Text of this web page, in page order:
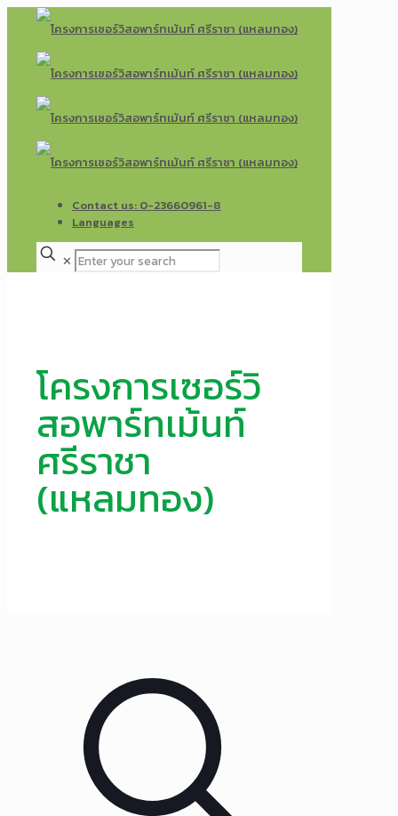
Contact us: 0-23660961-8
Languages
✕
โครงการเซอร์วิ
สอพาร์ทเม้นท์
ศรีราชา
(แหลมทอง)